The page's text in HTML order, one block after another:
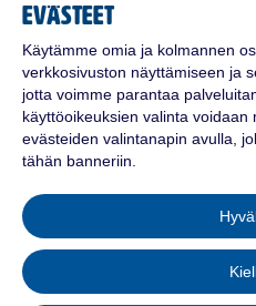
Polttoöljyn toimitusehdot
©
Evästeet
Käytämme omia ja kolmannen
verkkosivuston näyttämiseen ja
jotta voimme parantaa
käyttöoikeuksien valinta voidaan
evästeiden valintanapin avulla,
tähän banneriin.